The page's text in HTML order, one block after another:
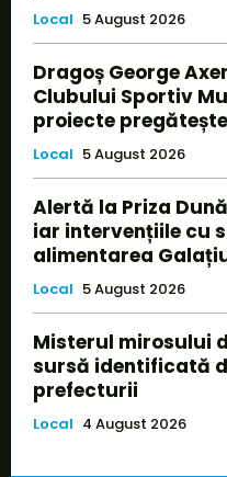
Local 5 August 2026
Dragoș George
Clubului Sportiv
proiecte
Local 5 August 2026
Alertă la Priza
iar intervențiile cu
alimentarea
Local 5 August 2026
Misterul mirosului
sursă identificată
prefecturii
Local 4 August 2026